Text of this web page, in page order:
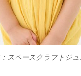
：スペースクラフトジュ